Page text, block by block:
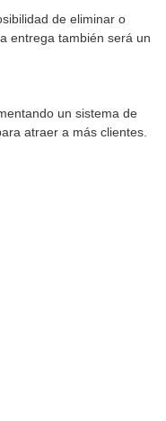
de eliminar o
entrega también será un
un sistema de
atraer a más clientes.